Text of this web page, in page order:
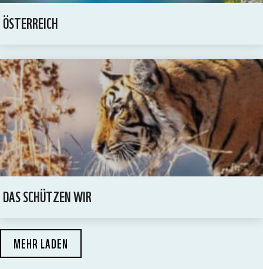
ÖSTERREICH
DAS SCHÜTZEN WIR
MEHR LADEN